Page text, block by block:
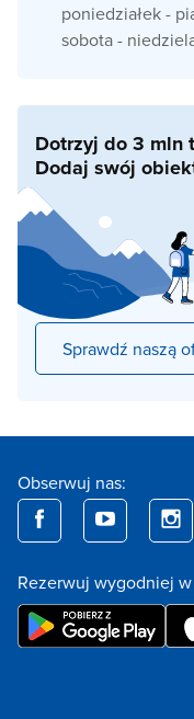
poniedziałek -
sobota -
Dotrzyj do 3 mln
Dodaj swój
Sprawdź naszą
Obserwuj nas:
Rezerwuj wygodniej